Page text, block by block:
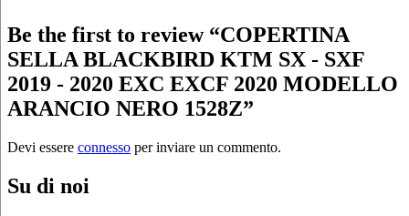
Be the first to review “COPERTINA
SELLA BLACKBIRD KTM SX - SXF
2019 - 2020 EXC EXCF 2020 MODELLO
ARANCIO NERO 1528Z”
Devi essere connesso per inviare un commento.
Su di noi